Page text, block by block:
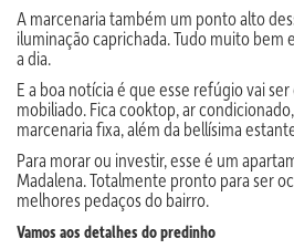
A marcenaria também um ponto alto
iluminação caprichada. Tudo muito bem
a dia.
E a boa notícia é que esse refúgio vai
mobiliado. Fica cooktop, ar
marcenaria fixa, além da bellísima
Para morar ou investir, esse é um
Madalena. Totalmente pronto para ser
melhores pedaços do bairro.
Vamos aos detalhes do predinho